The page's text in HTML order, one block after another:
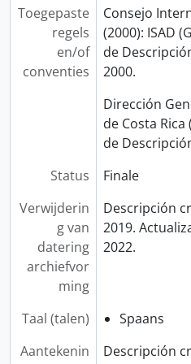
[Archief] 5005 - Santuario Nacional
[Archief] 6001 - Parroquia
[Archief] 6002 - Parroquia
Toegepaste
regels
en/of
conventies
Consejo
(2000): ISAD
de
2000.
Dirección
de Costa
de
Status
Finale
Verwijderin
g van
datering
archiefvor
ming
Descripción
2019.
2022.
Taal (talen)
Spaans
Aantekenin
Descripción